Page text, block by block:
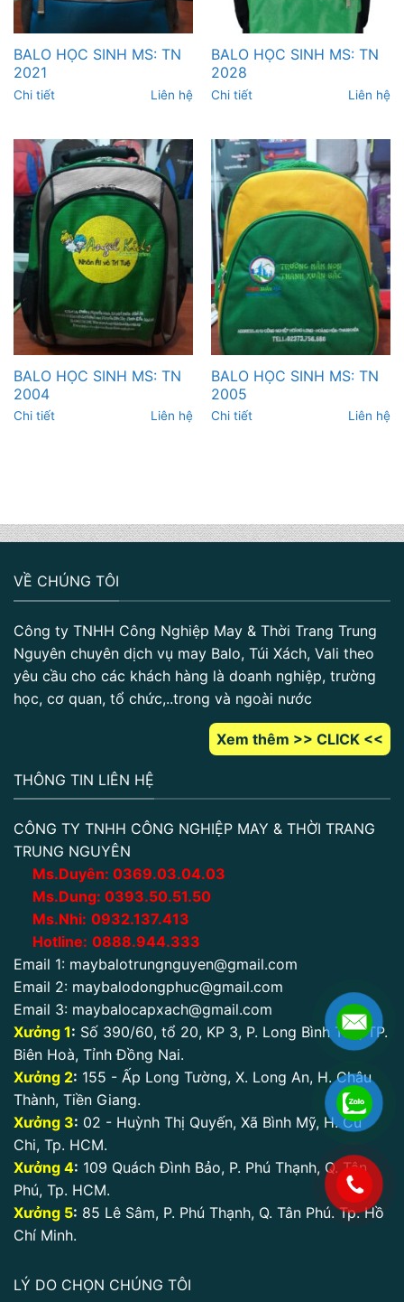
BALO HỌC SINH MS: TN
2021
Chi tiết Liên hệ
BALO HỌC SINH MS: TN
2028
Chi tiết Liên hệ
BALO HỌC SINH MS: TN
2004
Chi tiết Liên hệ
BALO HỌC SINH MS: TN
2005
Chi tiết Liên hệ
VỀ CHÚNG TÔI
Công ty TNHH Công Nghiệp May & Thời Trang Trung
Nguyên chuyên dịch vụ may Balo, Túi Xách, Vali theo
yêu cầu cho các khách hàng là doanh nghiệp, trường
học, cơ quan, tổ chức,..trong và ngoài nước
Xem thêm >> CLICK <<
THÔNG TIN LIÊN HỆ
CÔNG TY TNHH CÔNG NGHIỆP MAY & THỜI TRANG
TRUNG NGUYÊN
Ms.Duyên: 0369.03.04.03
Ms.Dung: 0393.50.51.50
Ms.Nhi: 0932.137.413
Hotline: 0888.944.333
Email 1: maybalotrungnguyen@gmail.com
Email 2: maybalodongphuc@gmail.com
Email 3: maybalocapxach@gmail.com
Xưởng 1: Số 390/60, tổ 20, KP 3, P. Long Bình Tân, TP.
Biên Hoà, Tỉnh Đồng Nai.
Xưởng 2: 155 - Ấp Long Tường, X. Long An, H. Châu
Thành, Tiền Giang.
Xưởng 3: 02 - Huỳnh Thị Quyến, Xã Bình Mỹ, H. Củ
Chi, Tp. HCM.
Xưởng 4: 109 Quách Đình Bảo, P. Phú Thạnh, Q. Tân
Phú, Tp. HCM.
Xưởng 5: 85 Lê Sâm, P. Phú Thạnh, Q. Tân Phú. Tp. Hồ
Chí Minh.
LÝ DO CHỌN CHÚNG TÔI
.